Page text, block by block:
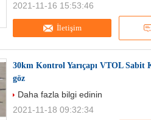
İletişim
2021-11-16 15:53:46
30km Kontrol Yarıçapı VTOL Sabit
göz
Daha fazla bilgi edinin
2021-11-18 09:32:34